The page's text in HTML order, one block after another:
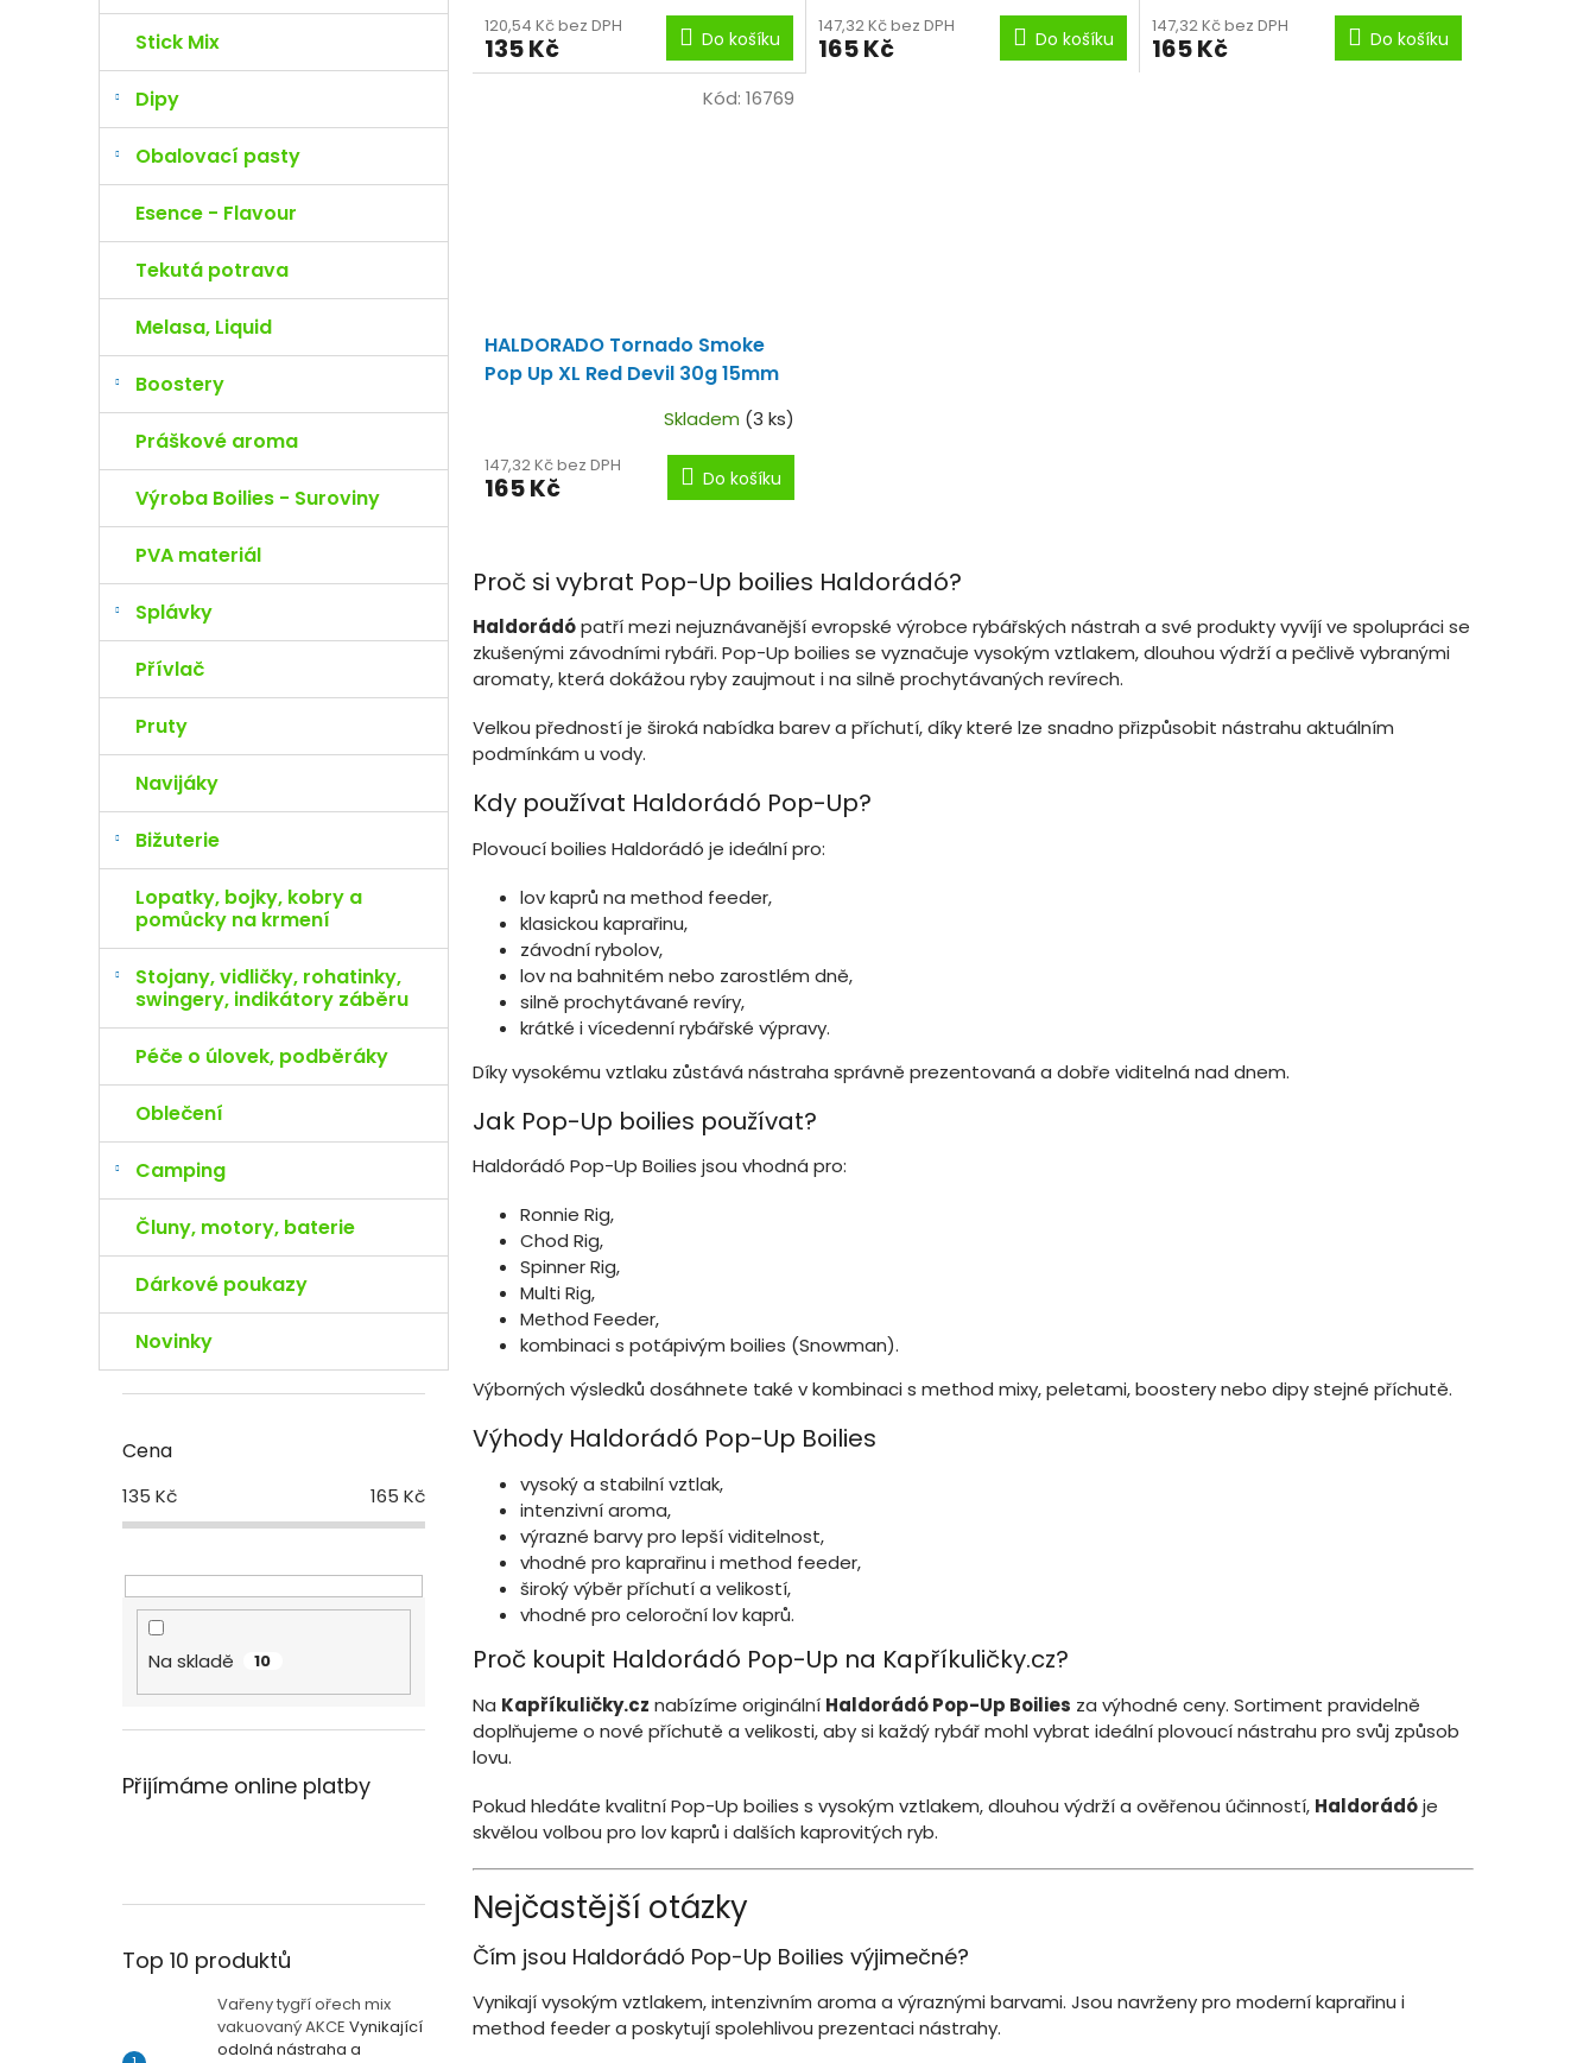
Stick Mix
Dipy
Obalovací pasty
Esence - Flavour
Tekutá potrava
Melasa, Liquid
Boostery
Práškové aroma
Výroba Boilies - Suroviny
PVA materiál
Splávky
Přívlač
Pruty
Navijáky
Bižuterie
Lopatky, bojky, kobry a
pomůcky na krmení
Stojany, vidličky, rohatinky,
swingery, indikátory záběru
Péče o úlovek, podběráky
Oblečení
Camping
Čluny, motory, baterie
Dárkové poukazy
Novinky
Cena
135 Kč 165 Kč
Na skladě 10
Přijímáme online platby
Top 10 produktů
Vařeny tygří ořech mix
vakuovaný AKCE Vynikající
odolná nástraha a
120,54 Kč bez DPH
135 Kč Do košíku
147,32 Kč bez DPH
165 Kč Do košíku
147,32 Kč bez DPH
165 Kč Do košíku
HALDORADO Tornado Smoke
Pop Up XL Red Devil 30g 15mm
Skladem (3 ks)
147,32 Kč bez DPH
165 Kč Do košíku
Kód: 16769
d
a
c
p
Proč si vybrat Pop-Up boilies Haldorádó?
Haldorádópatří mezi nejuznávanější evropské výrobce rybářských nástrah a své produkty vyvíjí ve spolupráci se
zkušenými závodními rybáři. Pop-Up boilies se vyznačuje vysokým vztlakem, dlouhou výdrží a pečlivě vybranými
aromaty, která dokážou ryby zaujmout i na silně prochytávaných revírech.
Velkou předností je široká nabídka barev a příchutí, díky které lze snadno přizpůsobit nástrahu aktuálním
podmínkám u vody.
Kdy používat Haldorádó Pop-Up?
Plovoucí boilies Haldorádó je ideální pro:
lov kaprů na method feeder,
klasickou kaprařinu,
závodní rybolov,
lov na bahnitém nebo zarostlém dně,
silně prochytávané revíry,
krátké i vícedenní rybářské výpravy.
Díky vysokému vztlaku zůstává nástraha správně prezentovaná a dobře viditelná nad dnem.
Jak Pop-Up boilies používat?
Haldorádó Pop-Up Boilies jsou vhodná pro:
Ronnie Rig,
Chod Rig,
Spinner Rig,
Multi Rig,
Method Feeder,
kombinaci s potápivým boilies (Snowman).
Výborných výsledků dosáhnete také v kombinaci s method mixy, peletami, boostery nebo dipy stejné příchutě.
Výhody Haldorádó Pop-Up Boilies
vysoký a stabilní vztlak,
intenzivní aroma,
výrazné barvy pro lepší viditelnost,
vhodné pro kaprařinu i method feeder,
široký výběr příchutí a velikostí,
vhodné pro celoroční lov kaprů.
Proč koupit Haldorádó Pop-Up na Kapříkuličky.cz?
Na Kapříkuličky.cz nabízíme originální Haldorádó Pop-Up Boilies za výhodné ceny. Sortiment pravidelně
doplňujeme o nové příchutě a velikosti, aby si každý rybář mohl vybrat ideální plovoucí nástrahu pro svůj způsob
lovu.
Pokud hledáte kvalitní Pop-Up boilies s vysokým vztlakem, dlouhou výdrží a ověřenou účinností, Haldorádóje
skvělou volbou pro lov kaprů i dalších kaprovitých ryb.
Nejčastější otázky
Čím jsou Haldorádó Pop-Up Boilies výjimečné?
Vynikají vysokým vztlakem, intenzivním aroma a výraznými barvami. Jsou navrženy pro moderní kaprařinu i
method feeder a poskytují spolehlivou prezentaci nástrahy.